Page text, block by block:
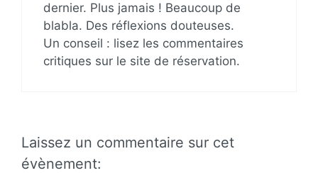
dernier. Plus jamais ! Beaucoup de
blabla. Des réflexions douteuses.
Un conseil : lisez les commentaires
critiques sur le site de réservation.
Laissez un commentaire sur cet
évènement: